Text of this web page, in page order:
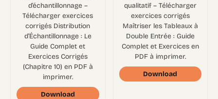
d’échantillonnage –
Télécharger exercices
corrigés Distribution
d’Échantillonnage : Le
Guide Complet et
Exercices Corrigés
(Chapitre 10) en PDF à
imprimer.
Download
qualitatif – Télécharger
exercices corrigés
Maîtriser les Tableaux à
Double Entrée : Guide
Complet et Exercices en
PDF à imprimer.
Download